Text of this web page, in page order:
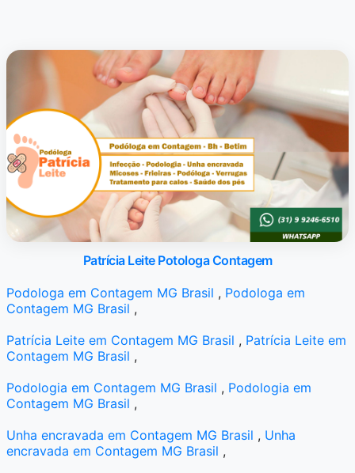
Patrícia Leite Potologa Contagem
Podologa em Contagem MG Brasil , Podologa em
Contagem MG Brasil ,
Patrícia Leite em Contagem MG Brasil , Patrícia Leite em
Contagem MG Brasil ,
Podologia em Contagem MG Brasil , Podologia em
Contagem MG Brasil ,
Unha encravada em Contagem MG Brasil , Unha
encravada em Contagem MG Brasil ,